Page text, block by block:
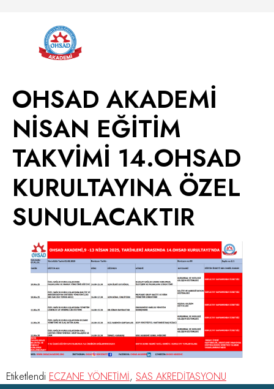
OHSAD AKADEMİ
NİSAN EĞİTİM
TAKVİMİ 14.OHSAD
KURULTAYINA ÖZEL
SUNULACAKTIR
Etiketlendi ECZANE YÖNETİMİ, SAS AKREDİTASYONU